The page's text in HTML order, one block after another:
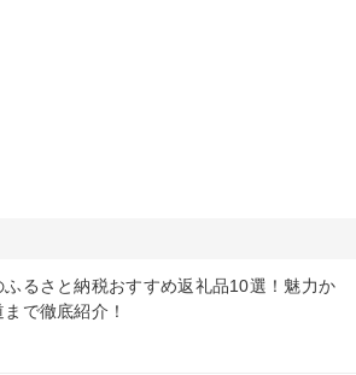
ふるさと納税おすすめ返礼品10選！魅力か
で徹底紹介！